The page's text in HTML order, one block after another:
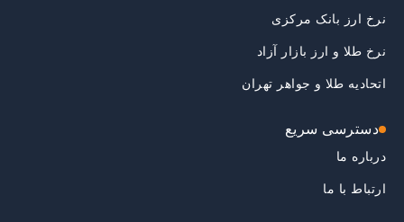
نرخ ارز بانک مرکزی
نرخ طلا و ارز بازار آزاد
اتحادیه طلا و جواهر تهران
دسترسی سریع
درباره ما
ارتباط با ما